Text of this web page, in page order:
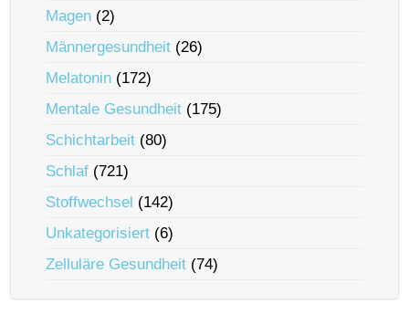
Magen (2)
Männergesundheit (26)
Melatonin (172)
Mentale Gesundheit (175)
Schichtarbeit (80)
Schlaf (721)
Stoffwechsel (142)
Unkategorisiert (6)
Zelluläre Gesundheit (74)